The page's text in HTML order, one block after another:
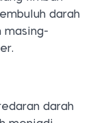
darah
masing-
darah